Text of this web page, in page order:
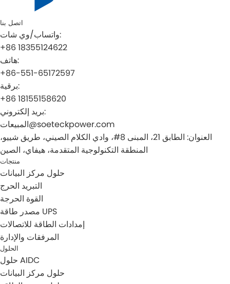
اتصل بنا
واتساب/وي شات:
+86 18355124622
هاتف:
+86-551-65172597
برقية:
+86 18155158620
بريد إلكتروني:
المبيعات@soeteckpower.com
العنوان: الطابق 21، المبنى 8#، وادي الكلام الصيني، طريق شييو،
المنطقة التكنولوجية المتقدمة، هيفاي، الصين
منتجات
حلول مركز البيانات
التبريد الحرج
القوة الحرجة
مصدر طاقة UPS
إمدادات الطاقة للاتصالات
المرفقات والإدارة
الحلول
حلول AIDC
حلول مركز البيانات